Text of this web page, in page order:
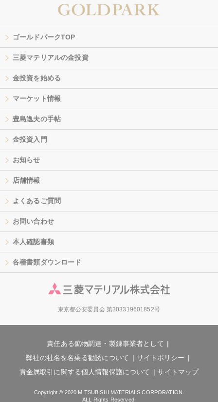
ゴールドパークTOP
三菱マテリアルの金投資
金投資を始める
マーケット情報
豊島逸夫の手帖
金投資入門
お知らせ
店舗情報
よくあるご質問
お問い合わせ
本人確認書類
各種書類ダウンロード
東京都公安委員会 第303319601852号
責任ある鉱物調達・製錬事業者として
弊社の社名を名乗る勧誘について
サイトポリシー
貴金属取引に関する個人情報保護について
サイトマップ
Copyright © 2020 MITSUBISHI MATERIALS CORPORATION.
ALL Rights Reserved.